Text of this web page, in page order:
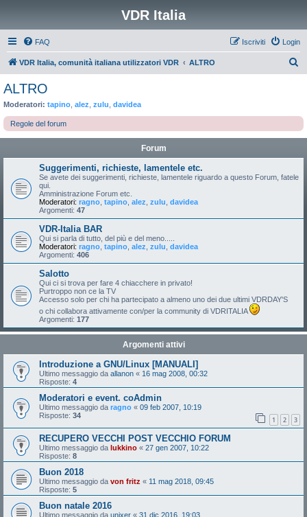
VDR Italia
FAQ Login
Iscriviti
VDR Italia, comunità italiana utilizzatori VDR ALTRO
a
ALTRO
Moderatori: tapino alez zulu davidea
Regole del forum
Forum
Suggerimenti, richieste, lamentele etc.
Se avete dei suggerimenti, richieste, lamentele riguardo a questo Forum, fatele
qui.
Amministrazione Forum etc.
Moderatori: ragno tapino alez zulu davidea
Argomenti: 47
VDR-Italia BAR
Qui si parla di tutto, del più e del meno.....
Moderatori: ragno tapino alez zulu davidea
Argomenti: 406
Salotto
Qui ci si trova per fare 4 chiacchere in privato!
Purtroppo non ce la TV
Accesso solo per chi ha partecipato a almeno uno dei due ultimi VDRDAY'S
o chi collabora attivamente con/per la community di VDRITALIA
Argomenti: 177
Argomenti attivi
Introduzione a GNU/Linux [MANUALI]
Ultimo messaggio da allanon « 16 mag 2008, 00:32
Risposte: 4
Moderatori e event. coAdmin
Ultimo messaggio da ragno « 09 feb 2007, 10:19
Risposte: 34 1 2 3
RECUPERO VECCHI POST VECCHIO FORUM
Ultimo messaggio da lukkino « 27 gen 2007, 10:22
Risposte: 8
Buon 2018
Ultimo messaggio da von fritz « 11 mag 2018, 09:45
Risposte: 5
Buon natale 2016
Ultimo messaggio da unixer « 31 dic 2016, 19:03